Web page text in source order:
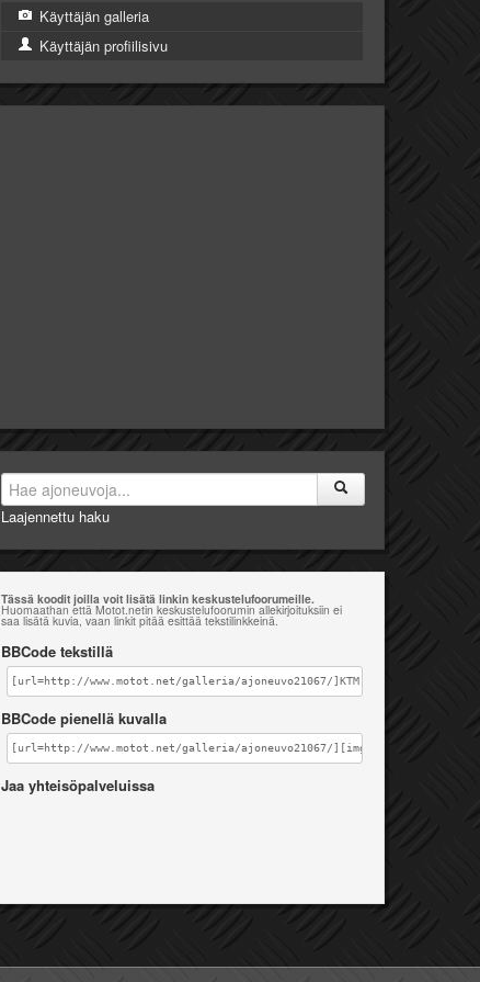
Käyttäjän galleria
Käyttäjän profiilisivu
Laajennettu haku
Tässä koodit joilla voit lisätä linkin keskustelufoorumeille.
Huomaathan että Motot.netin keskustelufoorumin allekirjoituksiin ei
saa lisätä kuvia, vaan linkit pitää esittää tekstilinkkeinä.
BBCode tekstillä
[url=http://www.motot.net/galleria/ajoneuvo21067/]KTM EXC 250 [/url]
BBCode pienellä kuvalla
[url=http://www.motot.net/galleria/ajoneuvo21067/][img]http://
Jaa yhteisöpalveluissa